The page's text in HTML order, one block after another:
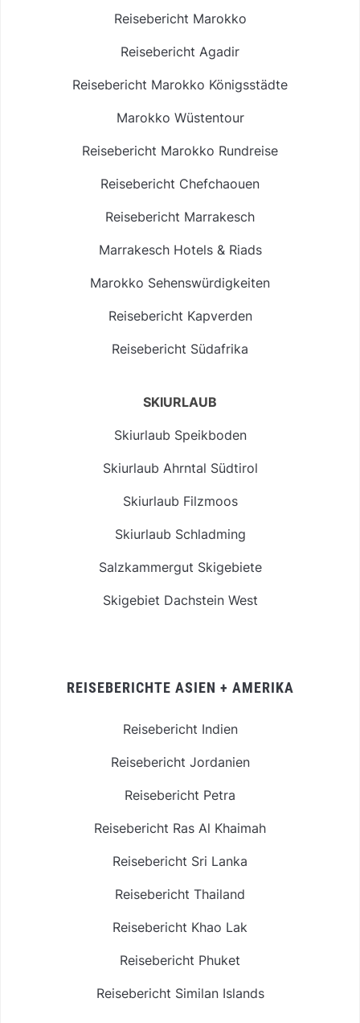
Reisebericht Marokko
Reisebericht Agadir
Reisebericht Marokko Königsstädte
Marokko Wüstentour
Reisebericht Marokko Rundreise
Reisebericht Chefchaouen
Reisebericht Marrakesch
Marrakesch Hotels & Riads
Marokko Sehenswürdigkeiten
Reisebericht Kapverden
Reisebericht Südafrika
SKIURLAUB
Skiurlaub Speikboden
Skiurlaub Ahrntal Südtirol
Skiurlaub Filzmoos
Skiurlaub Schladming
Salzkammergut Skigebiete
Skigebiet Dachstein West
REISEBERICHTE ASIEN + AMERIKA
Reisebericht Indien
Reisebericht Jordanien
Reisebericht Petra
Reisebericht Ras Al Khaimah
Reisebericht Sri Lanka
Reisebericht Thailand
Reisebericht Khao Lak
Reisebericht Phuket
Reisebericht Similan Islands